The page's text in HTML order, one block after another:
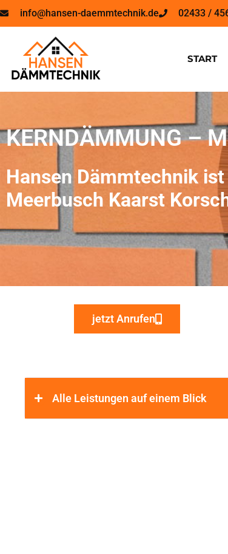
info@hansen-daemmtechnik.de 02433 /
START
KERNDÄMMUNG –
Hansen Dämmtechnik
Meerbusch Kaarst
jetzt Anrufen
Alle Leistungen auf einem Blick